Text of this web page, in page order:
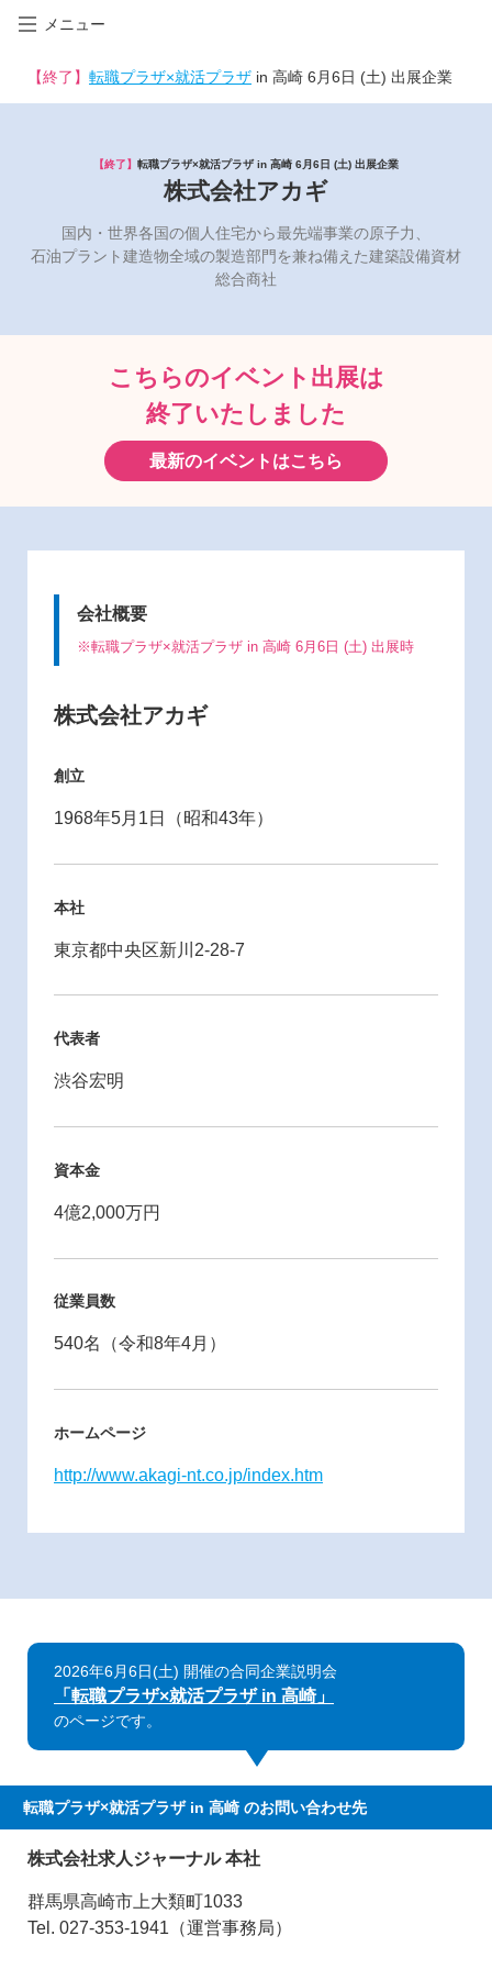
メニュー
【終了】 転職プラザ×就活プラザ in 高崎 6月6日 (土) 出展企業
【終了】 転職プラザ×就活プラザ in 高崎 6月6日 (土) 出展企業
株式会社アカギ
国内・世界各国の個人住宅から最先端事業の原子力、
石油プラント建造物全域の製造部門を兼ね備えた建築設備資材
総合商社
こちらのイベント出展は
終了いたしました
最新のイベントはこちら
会社概要
※転職プラザ×就活プラザ in 高崎 6月6日 (土) 出展時
株式会社アカギ
創立
1968年5月1日（昭和43年）
本社
東京都中央区新川2-28-7
代表者
渋谷宏明
資本金
4億2,000万円
従業員数
540名（令和8年4月）
ホームページ
http://www.akagi-nt.co.jp/index.htm
2026年6月6日(土) 開催の合同企業説明会
「転職プラザ×就活プラザ in 高崎」
のページです。
転職プラザ×就活プラザ in 高崎 のお問い合わせ先
株式会社求人ジャーナル 本社
群馬県高崎市上大類町1033
Tel. 027-353-1941（運営事務局）